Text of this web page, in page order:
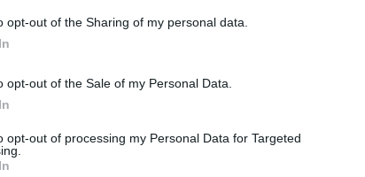
opt-out of the Sharing of my personal data.
opt-out of the Sale of my Personal Data.
opt-out of processing my Personal Data for Targeted
[ώρα Ελλάδος], στο Ελσίνκι, και τα
στο κανάλι του Εurojackpot στο
συνολικά 19 χώρες
μοιράζει κέρδη που ξεκινούν